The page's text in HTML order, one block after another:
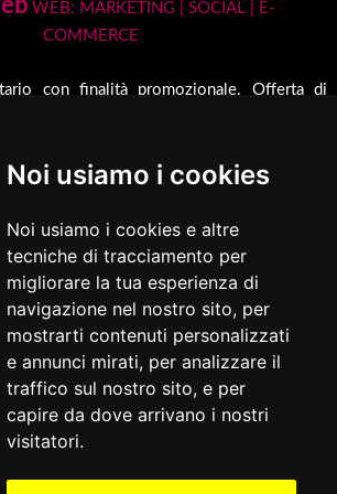
Noi usiamo i cookies
Noi usiamo i cookies e altre
tecniche di tracciamento per
migliorare la tua esperienza di
navigazione nel nostro sito, per
mostrarti contenuti personalizzati
e annunci mirati, per analizzare il
traffico sul nostro sito, e per
capire da dove arrivano i nostri
visitatori.
Post Vendita
erogazioni pubbliche
Puffer
Merci
WEB: MARKETING | SOCIAL | E-
COMMERCE
con finalità promozionale. Offerta di
dal 01/01/2026 al 31/12/2026 come
Prezzo del bene € 1000,00 Tan
in 24 rate da € 45,7 costi accessori
Importo totale del credito € 1000. Importo
€ 1096,8. Al fine di gestire le tue
e di conoscere eventuali altre offerte
ti ricorda, prima di sottoscrivere il
visione di tutte le condizioni economiche e
riferimento alle Informazioni Europee di
(IEBCC) presso il punto vendita.
Findomestic Banca S.p.A.. Trulli Camini
del credito per Findomestic Banca
per maggiori info cliccare
landing_page/ecommerce/